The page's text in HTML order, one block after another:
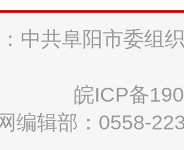
中共阜阳市委组
皖ICP备
编辑部：0558-